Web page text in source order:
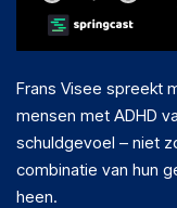
Frans Visee spreekt
mensen met ADHD
schuldgevoel – niet
combinatie van hun
heen.